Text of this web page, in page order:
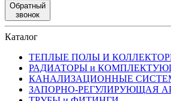
Обратный
звонок
Каталог
ТЕПЛЫЕ ПОЛЫ И
РАДИАТОРЫ и
КАНАЛИЗАЦИОННЫЕ
ЗАПОРНО-РЕГУЛИРУЮЩАЯ